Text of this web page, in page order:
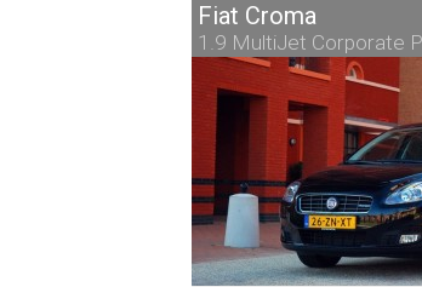
Fiat Croma
1.9 MultiJet Corporate
Fiat Croma
EnergielabelG|22%bijtelling